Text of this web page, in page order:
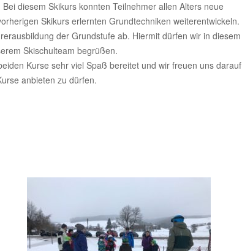
diesem Skikurs konnten Teilnehmer allen Alters neue
Skikurs erlernten Grundtechniken weiterentwickeln.
der Grundstufe ab. Hiermit dürfen wir in diesem
Skischulteam begrüßen.
Kurse sehr viel Spaß bereitet und wir freuen uns darauf
anbieten zu dürfen.